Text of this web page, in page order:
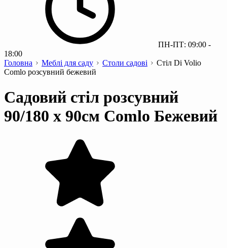
ПН-ПТ: 09:00 -
18:00
Головна
Меблі для саду Столи садові
Стіл Di Volio
Comlo розсувний бежевий
Садовий стіл розсувний
90/180 х 90см Comlo Бежевий